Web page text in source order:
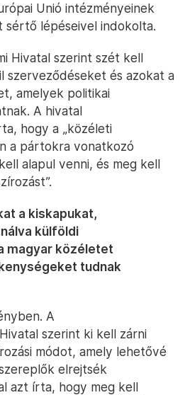
Unió intézményeinek
sértő lépéseivel indokolta.
Hivatal szerint szét kell
szerveződéseket és azokat a
amelyek politikai
A hivatal
hogy a „közéleti
a pártokra vonatkozó
alapul venni, és meg kell
a kiskapukat,
külföldi
magyar közéletet
tudnak
A
szerint ki kell zárni
módot, amely lehetővé
elrejtsék
azt írta, hogy meg kell